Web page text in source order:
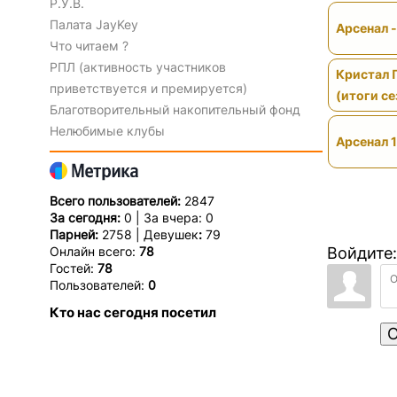
Палата JayKey
Что читаем ?
РПЛ (активность участников
приветствуется и премируется)
Благотворительный накопительный фонд
Нелюбимые клубы
Всего пользователей: 2847
За сегодня: 0 | За вчера: 0
Парней: 2758 | Девушек:79
Онлайн всего: 78
Гостей: 78
Пользователей: 0
Кто нас сегодня посетил
Арсенал
Кристал
(итоги
Арсенал
Войдите: